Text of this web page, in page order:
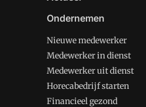
Ondernemen
Nieuwe medewerker
Medewerker in dienst
Medewerker uit dienst
Horecabedrijf starten
Financieel gezond